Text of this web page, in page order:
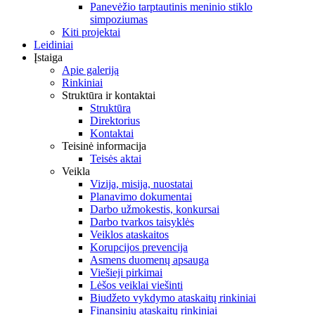
Panevėžio tarptautinis meninio stiklo
simpoziumas
Kiti projektai
Leidiniai
Įstaiga
Apie galeriją
Rinkiniai
Struktūra ir kontaktai
Struktūra
Direktorius
Kontaktai
Teisinė informacija
Teisės aktai
Veikla
Vizija, misija, nuostatai
Planavimo dokumentai
Darbo užmokestis, konkursai
Darbo tvarkos taisyklės
Veiklos ataskaitos
Korupcijos prevencija
Asmens duomenų apsauga
Viešieji pirkimai
Lėšos veiklai viešinti
Biudžeto vykdymo ataskaitų rinkiniai
Finansinių ataskaitų rinkiniai